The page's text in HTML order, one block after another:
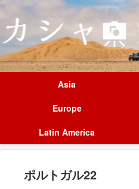
Asia
Europe
Latin America
ポルトガル22